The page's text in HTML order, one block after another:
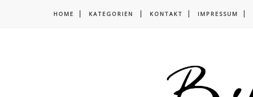
HOME KATEGORIEN KONTAKT IMPRESSUM